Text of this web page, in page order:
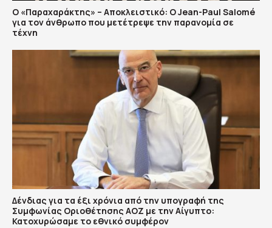
Ο «Παραχαράκτης» – Αποκλειστικό: Ο Jean-Paul Salomé
για τον άνθρωπο που μετέτρεψε την παρανομία σε
τέχνη
Δένδιας για τα έξι χρόνια από την υπογραφή της
Συμφωνίας Οριοθέτησης ΑΟΖ με την Αίγυπτο:
Κατοχυρώσαμε το εθνικό συμφέρον